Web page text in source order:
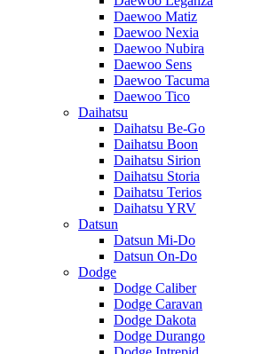
Daewoo Matiz
Daewoo Nexia
Daewoo Nubira
Daewoo Sens
Daewoo Tacuma
Daewoo Tico
Daihatsu
Daihatsu Be-Go
Daihatsu Boon
Daihatsu Sirion
Daihatsu Storia
Daihatsu Terios
Daihatsu YRV
Datsun
Datsun Mi-Do
Datsun On-Do
Dodge
Dodge Caliber
Dodge Caravan
Dodge Dakota
Dodge Durango